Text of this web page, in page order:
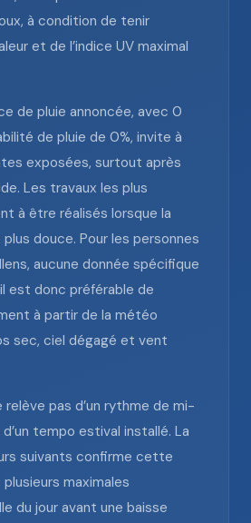
à condition de tenir
et de l’indice UV maximal
de pluie annoncée, avec 0
de pluie de 0%, invite à
exposées, surtout après
Les travaux les plus
à être réalisés lorsque la
douce. Pour les personnes
aucune donnée spécifique
est donc préférable de
à partir de la météo
sec, ciel dégagé et vent
pas d’un rythme de mi-
tempo estival installé. La
suivants confirme cette
maximales
du jour avant une baisse